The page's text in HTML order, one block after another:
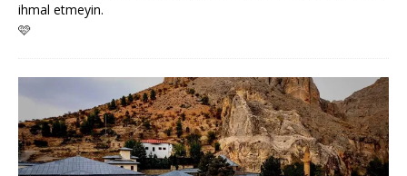
ihmal etmeyin.
🩷